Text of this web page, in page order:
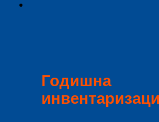
Годишна